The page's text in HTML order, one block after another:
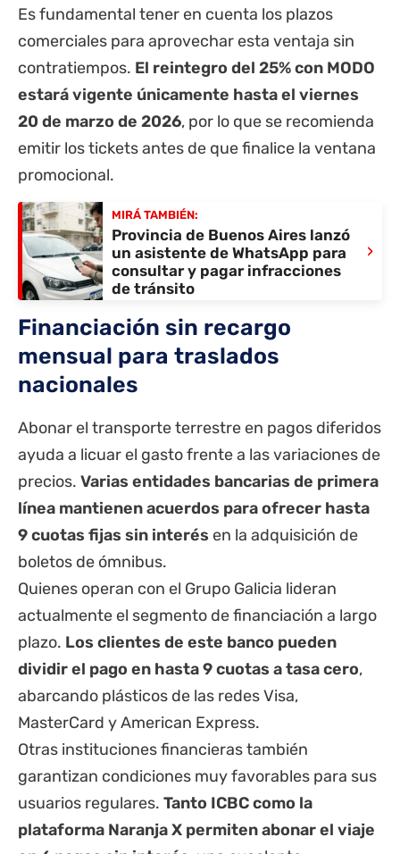
Es fundamental tener en cuenta los plazos
comerciales para aprovechar esta ventaja sin
contratiempos. El reintegro del 25% con MODO
estará vigente únicamente hasta el viernes
20 de marzo de 2026, por lo que se recomienda
emitir los tickets antes de que finalice la ventana
promocional.
MIRÁ TAMBIÉN:
Provincia de Buenos Aires lanzó
un asistente de WhatsApp para
consultar y pagar infracciones
de tránsito
›
Financiación sin recargo
mensual para traslados
nacionales
Abonar el transporte terrestre en pagos diferidos
ayuda a licuar el gasto frente a las variaciones de
precios. Varias entidades bancarias de primera
línea mantienen acuerdos para ofrecer hasta
9 cuotas fijas sin interés en la adquisición de
boletos de ómnibus.
Quienes operan con el Grupo Galicia lideran
actualmente el segmento de financiación a largo
plazo. Los clientes de este banco pueden
dividir el pago en hasta 9 cuotas a tasa cero,
abarcando plásticos de las redes Visa,
MasterCard y American Express.
Otras instituciones financieras también
garantizan condiciones muy favorables para sus
usuarios regulares. Tanto ICBC como la
plataforma Naranja X permiten abonar el viaje